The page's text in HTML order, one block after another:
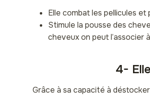
Elle combat les pellicules
Stimule la pousse des
cheveux on peut l’associer
4-
Grâce à sa capacité à